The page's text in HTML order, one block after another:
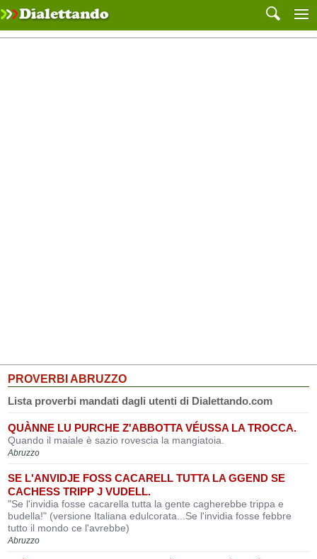
PROVERBI ABRUZZO
Lista proverbi mandati dagli utenti di Dialettando.com
QUÀNNE LU PURCHE Z'ABBOTTA VÉUSSA LA TROCCA.
Quando il maiale è sazio rovescia la mangiatoia.
Abruzzo
SE L'ANVIDJE FOSS CACARELL TUTTA LA GGEND SE
CACHESS TRIPP J VUDELL.
"Se l'invidia fosse cacarella tutta la gente cagherebbe trippa e
budella!" (versione Italiana edulcorata...Se l'invidia fosse febbre
tutto il mondo ce l'avrebbe)
Abruzzo